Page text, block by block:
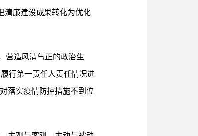
清廉建设成果转化为优化
营造风清气正的政治生
行第一责任人责任情况进
落实疫情防控措施不到位